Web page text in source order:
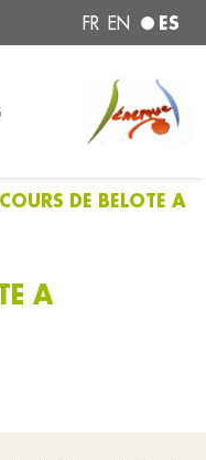
FR EN ES
DE BELOTE A
A